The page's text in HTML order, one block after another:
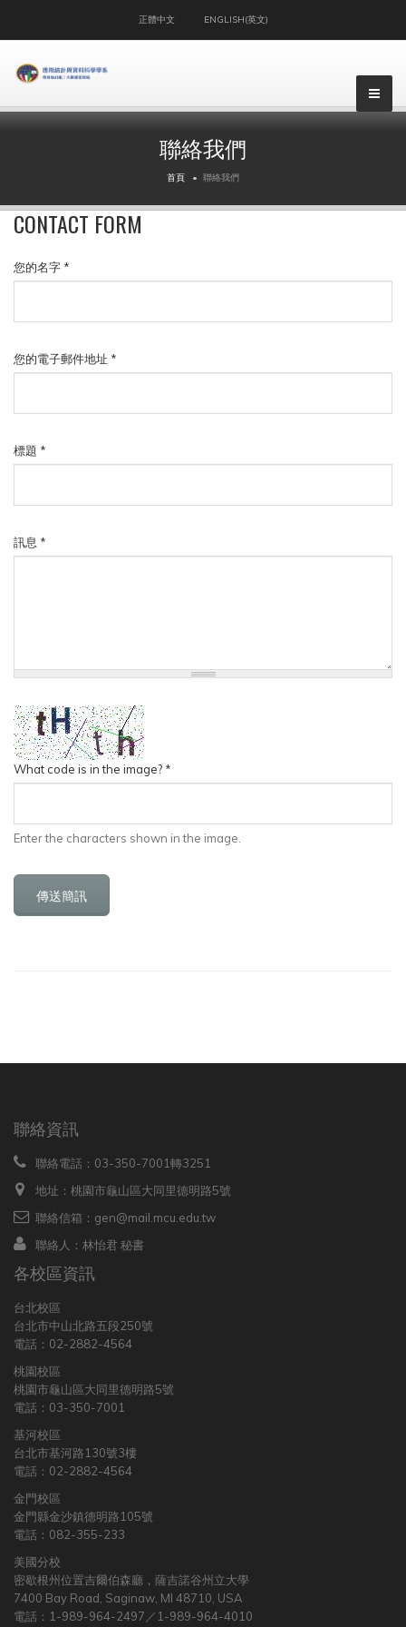
正體中文 ENGLISH(英文)
▼
▼
聯絡我們
首頁 聯絡我們
CONTACT FORM
您的名字 *
您的電子郵件地址 *
標題 *
訊息 *
What code is in the image? *
Enter the characters shown in the image.
聯絡資訊
聯絡電話：03-350-7001轉3251
地址：桃園市龜山區大同里德明路5號
聯絡信箱：gen@mail.mcu.edu.tw
聯絡人：林怡君 秘書
各校區資訊
台北校區
台北市中山北路五段250號
電話：02-2882-4564
桃園校區
桃園市龜山區大同里德明路5號
電話：03-350-7001
基河校區
台北市基河路130號3樓
電話：02-2882-4564
金門校區
金門縣金沙鎮德明路105號
電話：082-355-233
美國分校
密歇根州位置吉爾伯森廳，薩吉諾谷州立大學
7400 Bay Road, Saginaw, MI 48710, USA
電話：1-989-964-2497／1-989-964-4010